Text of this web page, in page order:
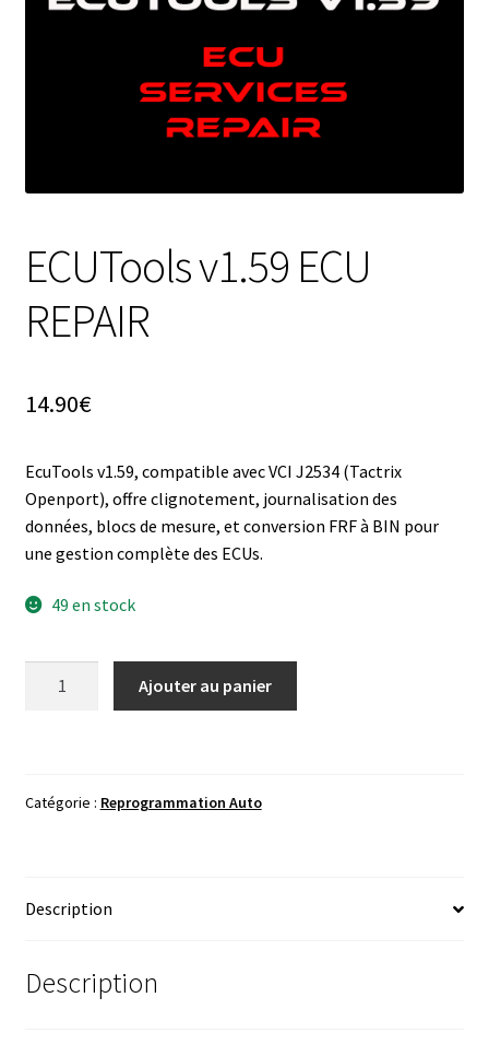
ECUTools v1.59 ECU
REPAIR
14.90€
EcuTools v1.59, compatible avec VCI J2534 (Tactrix
Openport), offre clignotement, journalisation des
données, blocs de mesure, et conversion FRF à BIN pour
une gestion complète des ECUs.
49 en stock
REPAIR
Ajouter au panier
Catégorie : Reprogrammation Auto
Description
Description